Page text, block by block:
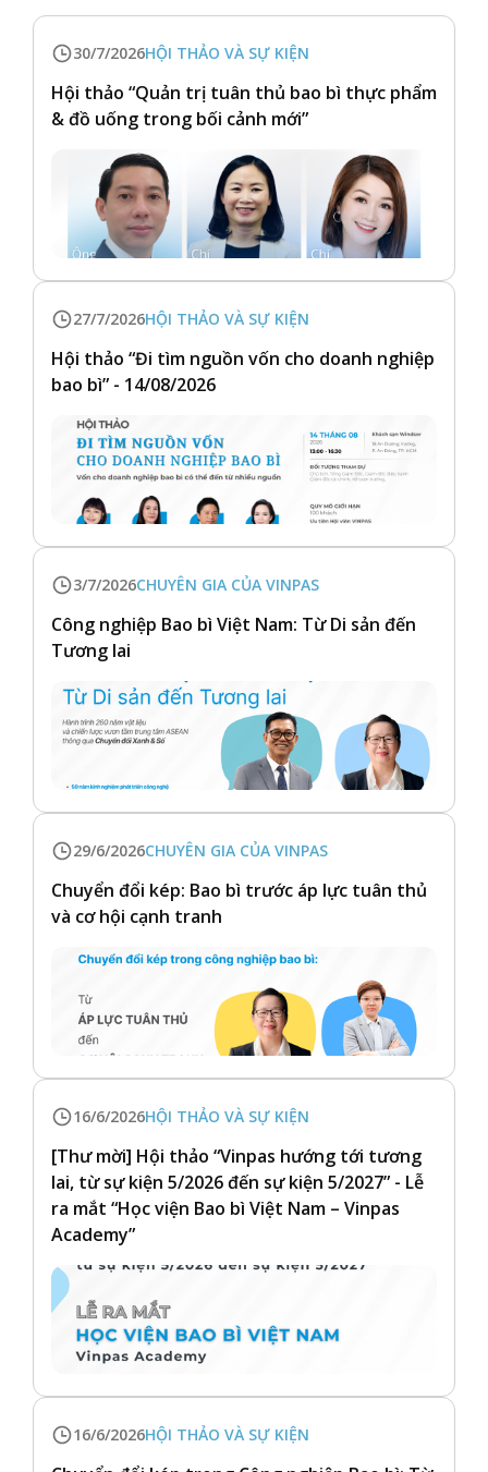
30/7/2026HỘI THẢO VÀ SỰ KIỆN
Hội thảo “Quản trị tuân thủ bao bì thực phẩm
& đồ uống trong bối cảnh mới”
27/7/2026HỘI THẢO VÀ SỰ KIỆN
Hội thảo “Đi tìm nguồn vốn cho doanh nghiệp
bao bì” - 14/08/2026
3/7/2026CHUYÊN GIA CỦA VINPAS
Công nghiệp Bao bì Việt Nam: Từ Di sản đến
Tương lai
29/6/2026CHUYÊN GIA CỦA VINPAS
Chuyển đổi kép: Bao bì trước áp lực tuân thủ
và cơ hội cạnh tranh
16/6/2026HỘI THẢO VÀ SỰ KIỆN
[Thư mời] Hội thảo “Vinpas hướng tới tương
lai, từ sự kiện 5/2026 đến sự kiện 5/2027” - Lễ
ra mắt “Học viện Bao bì Việt Nam – Vinpas
Academy”
16/6/2026HỘI THẢO VÀ SỰ KIỆN